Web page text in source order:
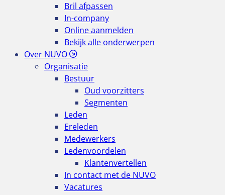
Bril afpassen
In-company
Online aanmelden
Bekijk alle onderwerpen
Over NUVO
Organisatie
Bestuur
Oud voorzitters
Segmenten
Leden
Ereleden
Medewerkers
Ledenvoordelen
Klantenvertellen
In contact met de NUVO
Vacatures